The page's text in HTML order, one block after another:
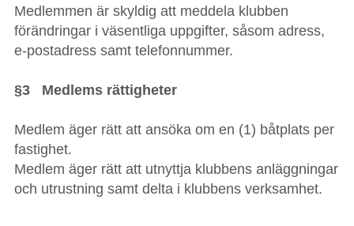
Medlemmen är skyldig att meddela klubben
förändringar i väsentliga uppgifter, såsom adress,
e-postadress samt telefonnummer.
§3 Medlems rättigheter
Medlem äger rätt att ansöka om en (1) båtplats per
fastighet.
Medlem äger rätt att utnyttja klubbens anläggningar
och utrustning samt delta i klubbens verksamhet.